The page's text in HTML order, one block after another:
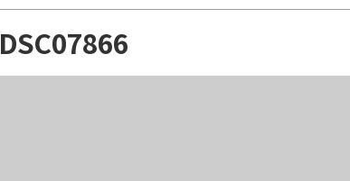
DSC07866